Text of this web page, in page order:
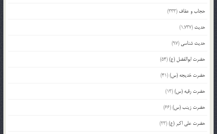
حجاب و عفاف (333)
حدیث (1,737)
حدیث شناسی (97)
حضرت ابوالفضل (ع)(54)
حضرت خدیجه (س)(41)
حضرت رقیه (س)(13)
حضرت زینب (س)(66)
حضرت علی اکبر (ع)(23)